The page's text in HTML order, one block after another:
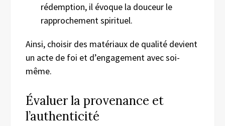
rédemption, il évoque la douceur le
rapprochement spirituel.
Ainsi, choisir des matériaux de qualité devient
un acte de foi et d’engagement avec soi-
même.
Évaluer la provenance et
l’authenticité